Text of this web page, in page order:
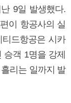
9일 발생했다.
이 항공사의 실
드항공은 시카
승객 1명을 강제
리는 일까지 발